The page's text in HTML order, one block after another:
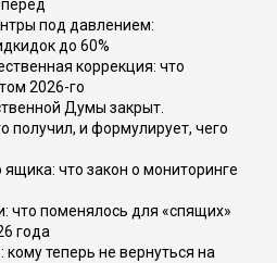
под давлением:
до 60%
коррекция: что
2026-го
Думы закрыт.
получил, и формулирует, чего
что закон о мониторинге
что поменялось для «спящих»
года
теперь не вернуться на